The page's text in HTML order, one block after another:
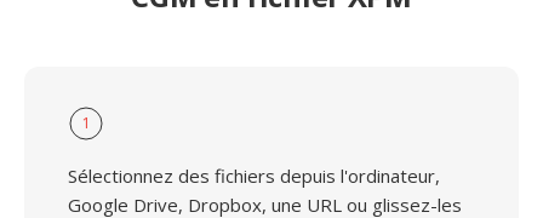
1
Sélectionnez des fichiers depuis l'ordinateur,
Google Drive, Dropbox, une URL ou glissez-les